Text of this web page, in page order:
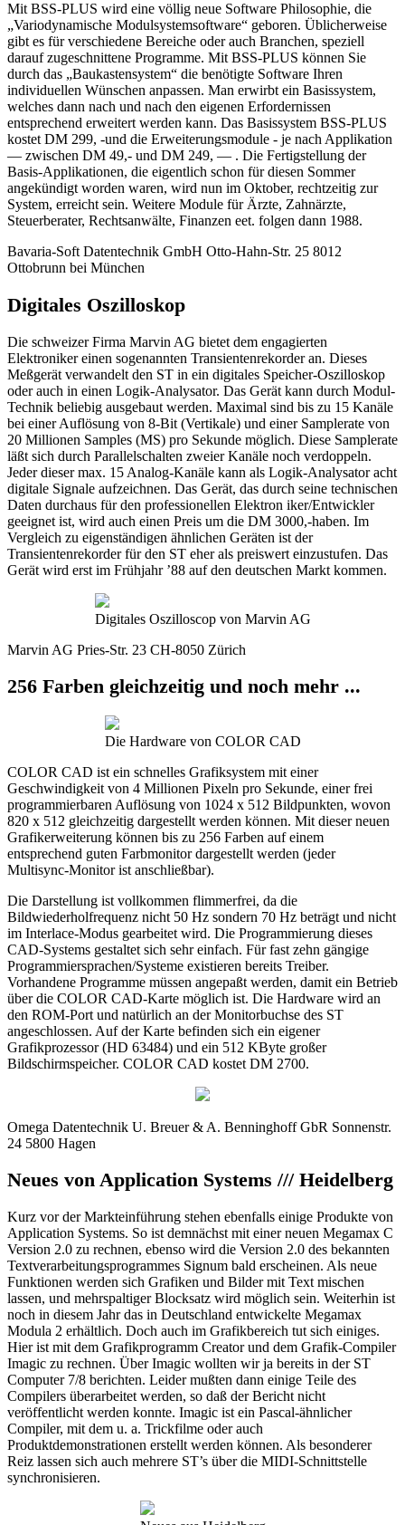
Mit BSS-PLUS wird eine völlig neue Software Philosophie, die
„Variodynamische Modulsystemsoftware“ geboren. Üblicherweise
gibt es für verschiedene Bereiche oder auch Branchen, speziell
darauf zugeschnittene Programme. Mit BSS-PLUS können Sie
durch das „Baukastensystem“ die benötigte Software Ihren
individuellen Wünschen anpassen. Man erwirbt ein Basissystem,
welches dann nach und nach den eigenen Erfordernissen
entsprechend erweitert werden kann. Das Basissystem BSS-PLUS
kostet DM 299, -und die Erweiterungsmodule - je nach Applikation
— zwischen DM 49,- und DM 249, — . Die Fertigstellung der
Basis-Applikationen, die eigentlich schon für diesen Sommer
angekündigt worden waren, wird nun im Oktober, rechtzeitig zur
System, erreicht sein. Weitere Module für Ärzte, Zahnärzte,
Steuerberater, Rechtsanwälte, Finanzen eet. folgen dann 1988.
Bavaria-Soft Datentechnik GmbH Otto-Hahn-Str. 25 8012
Ottobrunn bei München
Digitales Oszilloskop
Die schweizer Firma Marvin AG bietet dem engagierten
Elektroniker einen sogenannten Transientenrekorder an. Dieses
Meßgerät verwandelt den ST in ein digitales Speicher-Oszilloskop
oder auch in einen Logik-Analysator. Das Gerät kann durch Modul-
Technik beliebig ausgebaut werden. Maximal sind bis zu 15 Kanäle
bei einer Auflösung von 8-Bit (Vertikale) und einer Samplerate von
20 Millionen Samples (MS) pro Sekunde möglich. Diese Samplerate
läßt sich durch Parallelschalten zweier Kanäle noch verdoppeln.
Jeder dieser max. 15 Analog-Kanäle kann als Logik-Analysator acht
digitale Signale aufzeichnen. Das Gerät, das durch seine technischen
Daten durchaus für den professionellen Elektron iker/Entwickler
geeignet ist, wird auch einen Preis um die DM 3000,-haben. Im
Vergleich zu eigenständigen ähnlichen Geräten ist der
Transientenrekorder für den ST eher als preiswert einzustufen. Das
Gerät wird erst im Frühjahr ’88 auf den deutschen Markt kommen.
Digitales Oszilloscop von Marvin AG
Marvin AG Pries-Str. 23 CH-8050 Zürich
256 Farben gleichzeitig und noch mehr ...
Die Hardware von COLOR CAD
COLOR CAD ist ein schnelles Grafiksystem mit einer
Geschwindigkeit von 4 Millionen Pixeln pro Sekunde, einer frei
programmierbaren Auflösung von 1024 x 512 Bildpunkten, wovon
820 x 512 gleichzeitig dargestellt werden können. Mit dieser neuen
Grafikerweiterung können bis zu 256 Farben auf einem
entsprechend guten Farbmonitor dargestellt werden (jeder
Multisync-Monitor ist anschließbar).
Die Darstellung ist vollkommen flimmerfrei, da die
Bildwiederholfrequenz nicht 50 Hz sondern 70 Hz beträgt und nicht
im Interlace-Modus gearbeitet wird. Die Programmierung dieses
CAD-Systems gestaltet sich sehr einfach. Für fast zehn gängige
Programmiersprachen/Systeme existieren bereits Treiber.
Vorhandene Programme müssen angepaßt werden, damit ein Betrieb
über die COLOR CAD-Karte möglich ist. Die Hardware wird an
den ROM-Port und natürlich an der Monitorbuchse des ST
angeschlossen. Auf der Karte befinden sich ein eigener
Grafikprozessor (HD 63484) und ein 512 KByte großer
Bildschirmspeicher. COLOR CAD kostet DM 2700.
Omega Datentechnik U. Breuer & A. Benninghoff GbR Sonnenstr.
24 5800 Hagen
Neues von Application Systems /// Heidelberg
Kurz vor der Markteinführung stehen ebenfalls einige Produkte von
Application Systems. So ist demnächst mit einer neuen Megamax C
Version 2.0 zu rechnen, ebenso wird die Version 2.0 des bekannten
Textverarbeitungsprogrammes Signum bald erscheinen. Als neue
Funktionen werden sich Grafiken und Bilder mit Text mischen
lassen, und mehrspaltiger Blocksatz wird möglich sein. Weiterhin ist
noch in diesem Jahr das in Deutschland entwickelte Megamax
Modula 2 erhältlich. Doch auch im Grafikbereich tut sich einiges.
Hier ist mit dem Grafikprogramm Creator und dem Grafik-Compiler
Imagic zu rechnen. Über Imagic wollten wir ja bereits in der ST
Computer 7/8 berichten. Leider mußten dann einige Teile des
Compilers überarbeitet werden, so daß der Bericht nicht
veröffentlicht werden konnte. Imagic ist ein Pascal-ähnlicher
Compiler, mit dem u. a. Trickfilme oder auch
Produktdemonstrationen erstellt werden können. Als besonderer
Reiz lassen sich auch mehrere ST’s über die MIDI-Schnittstelle
synchronisieren.